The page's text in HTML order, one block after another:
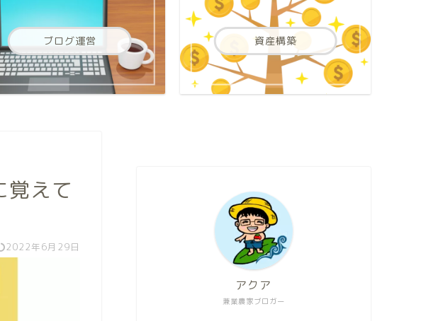
ブログ運営 資産構築
覚えて
2022年6月29日
兼業農家ブロガー
アクア